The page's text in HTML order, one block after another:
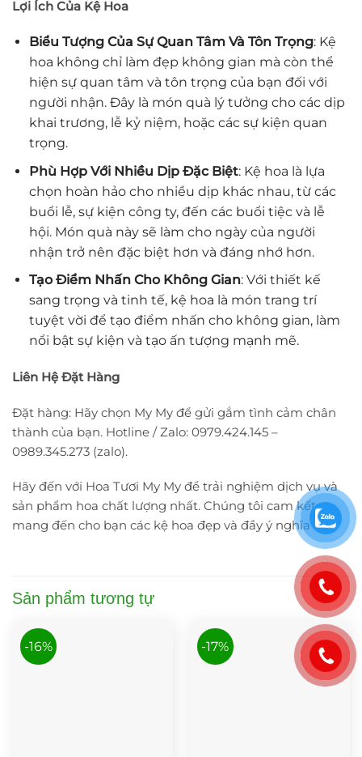
Lợi Ích Của Kệ Hoa
Biểu Tượng Của Sự Quan Tâm Và Tôn Trọng: Kệ
hoa không chỉ làm đẹp không gian mà còn thể
hiện sự quan tâm và tôn trọng của bạn đối với
người nhận. Đây là món quà lý tưởng cho các dịp
khai trương, lễ kỷ niệm, hoặc các sự kiện quan
trọng.
Phù Hợp Với Nhiều Dịp Đặc Biệt: Kệ hoa là lựa
chọn hoàn hảo cho nhiều dịp khác nhau, từ các
buổi lễ, sự kiện công ty, đến các buổi tiệc và lễ
hội. Món quà này sẽ làm cho ngày của người
nhận trở nên đặc biệt hơn và đáng nhớ hơn.
Tạo Điểm Nhấn Cho Không Gian: Với thiết kế
sang trọng và tinh tế, kệ hoa là món trang trí
tuyệt vời để tạo điểm nhấn cho không gian, làm
nổi bật sự kiện và tạo ấn tượng mạnh mẽ.
Liên Hệ Đặt Hàng
Đặt hàng: Hãy chọn My My để gửi gắm tình cảm chân
thành của bạn. Hotline / Zalo: 0979.424.145 –
0989.345.273 (zalo).
Hãy đến với Hoa Tươi My My để trải nghiệm dịch vụ và
sản phẩm hoa chất lượng nhất. Chúng tôi cam kết
mang đến cho bạn các kệ hoa đẹp và đầy ý nghĩa
Sản phẩm tương tự
-16% -17%